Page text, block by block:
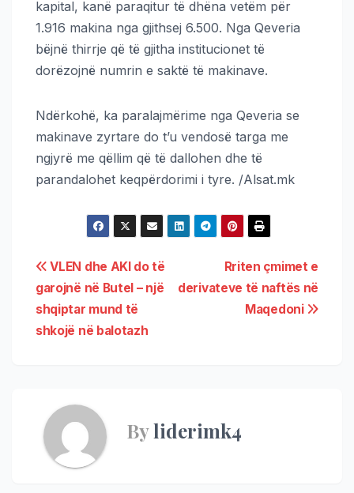
kapital, kanë paraqitur të dhëna vetëm për
1.916 makina nga gjithsej 6.500. Nga Qeveria
bëjnë thirrje që të gjitha institucionet të
dorëzojnë numrin e saktë të makinave.
Ndërkohë, ka paralajmërime nga Qeveria se
makinave zyrtare do t’u vendosë targa me
ngjyrë me qëllim që të dallohen dhe të
parandalohet keqpërdorimi i tyre. /Alsat.mk
Rriten çmimet e
derivateve të naftës në
Maqedoni
VLEN dhe AKI do të
garojnë në Butel – një
shqiptar mund të
shkojë në balotazh
Byliderimk4